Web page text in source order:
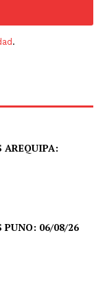
.
AREQUIPA:
PUNO: 06/08/26